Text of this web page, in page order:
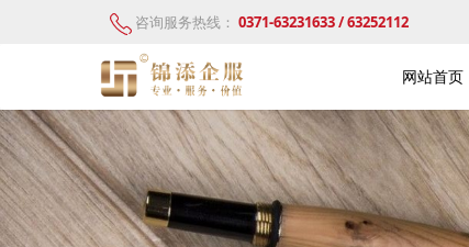
咨询服务热线： 0371-63231633 / 63252112
网站首页